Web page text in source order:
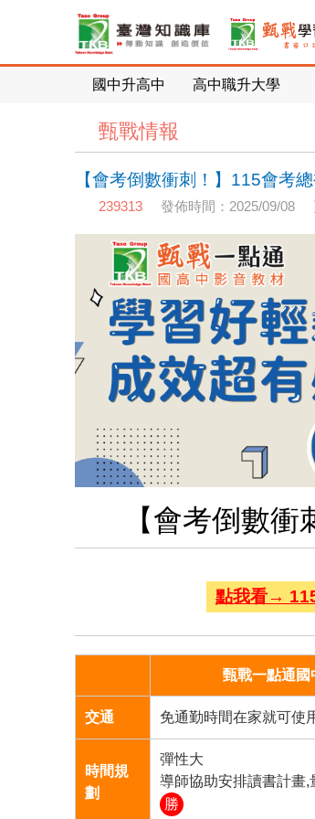
國中升高中 高中職升大學
甄戰情報
【會考倒數衝刺！】115會考
239313 發佈時間：2025/09/08
【會考倒數
點我看→
甄戰一點通國
交通 免通勤時間在家就可使
時間規
劃
彈性大
導師協助安排讀書計畫,
勝